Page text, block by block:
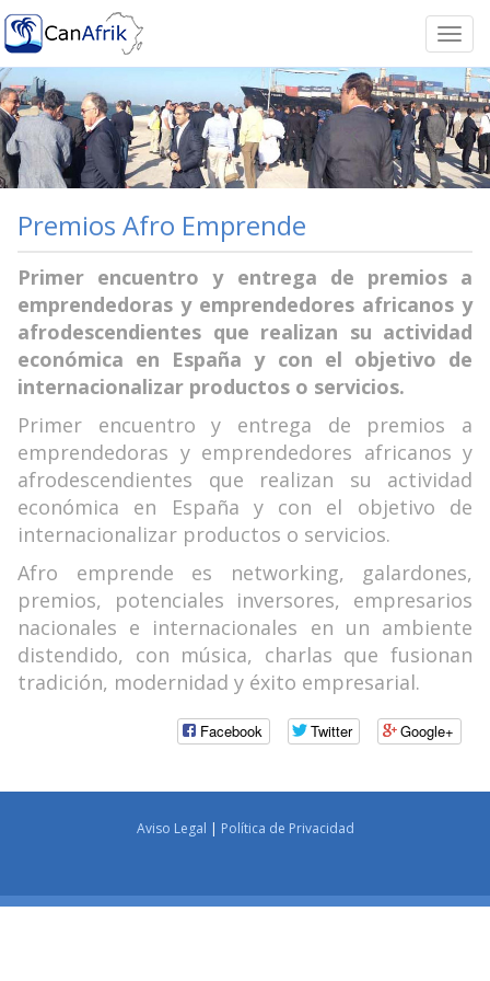
Premios Afro Emprende
Primer encuentro y entrega de premios a
emprendedoras y emprendedores africanos y
afrodescendientes que realizan su actividad
económica en España y con el objetivo de
internacionalizar productos o servicios.
Primer encuentro y entrega de premios a
emprendedoras y emprendedores africanos y
afrodescendientes que realizan su actividad
económica en España y con el objetivo de
internacionalizar productos o servicios.
Afro emprende es networking, galardones,
premios, potenciales inversores, empresarios
nacionales e internacionales en un ambiente
distendido, con música, charlas que fusionan
tradición, modernidad y éxito empresarial.
Facebook Twitter Google+
Aviso Legal | Política de Privacidad